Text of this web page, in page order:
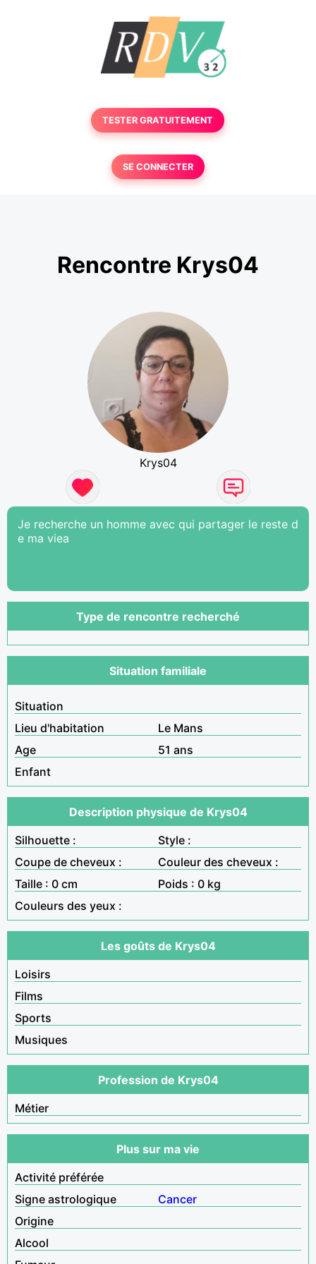
TESTER GRATUITEMENT
SE CONNECTER
Rencontre Krys04
Krys04
Je recherche un homme avec qui partager le reste d
e ma viea
Type de rencontre recherché
Situation familiale
Situation
Lieu d'habitation
Le Mans
Age
51 ans
Enfant
Description physique de Krys04
Silhouette :
Style :
Coupe de cheveux :
Couleur des cheveux :
Taille : 0 cm
Poids : 0 kg
Couleurs des yeux :
Les goûts de Krys04
Loisirs
Films
Sports
Musiques
Profession de Krys04
Métier
Plus sur ma vie
Activité préférée
Signe astrologique
Cancer
Origine
Alcool